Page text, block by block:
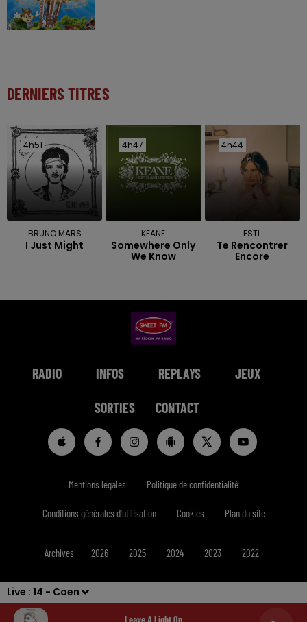
Live : 14 - Caen
Leave A Light On
DERNIERS TITRES
4h51
4h51
BRUNO MARS
I Just Might
4h47
4h47
KEANE
Somewhere Only
We Know
4h44
4h44
ESTL
Te Rencontrer
Encore
RADIO INFOS REPLAYS JEUX
SORTIES CONTACT
Mentions légales Politique de confidentialité
Conditions générales d'utilisation Cookies Plan du site
Archives 2026 2025 2024 2023 2022